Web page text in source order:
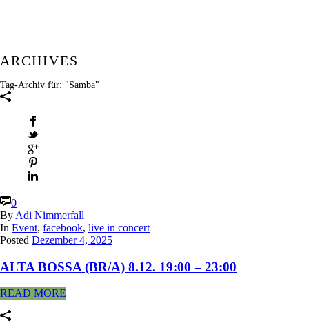
ARCHIVES
Tag-Archiv für: "Samba"
0
By Adi Nimmerfall
In Event, facebook, live in concert
Posted Dezember 4, 2025
ALTA BOSSA (BR/A) 8.12. 19:00 – 23:00
READ MORE